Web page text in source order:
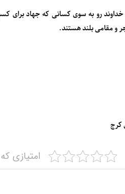
رو به سوی کسانی که جهاد برای
و مقامی بلند هستند.
کرج
امتیازی